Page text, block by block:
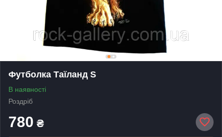
Футболка Таїланд S
В наявності
Роздріб
780 ₴